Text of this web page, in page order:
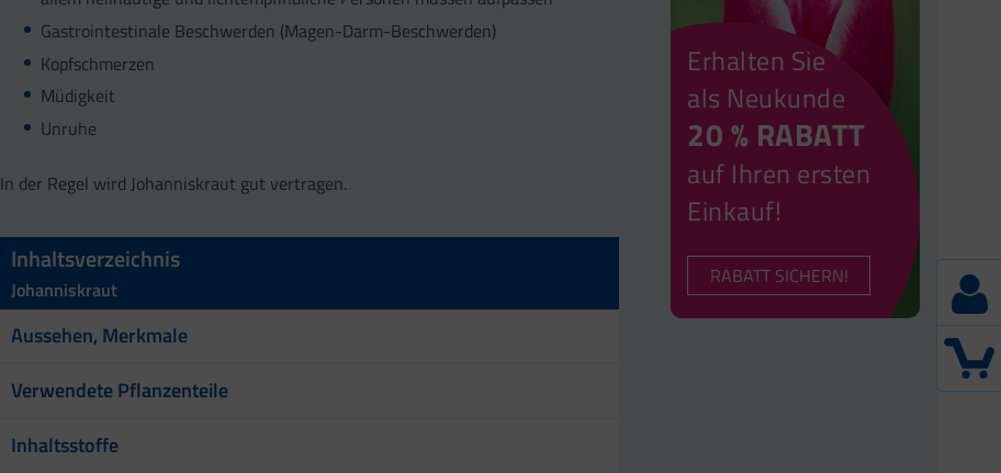
Gastrointestinale Beschwerden (Magen-Darm-Beschwerden)
Kopfschmerzen
Müdigkeit
Unruhe
In der Regel wird Johanniskraut gut vertragen.
Inhaltsverzeichnis
Johanniskraut
Aussehen, Merkmale
Verwendete Pflanzenteile
Inhaltsstoffe
Erhalten Sie
als Neukunde
20 % RABATT
auf Ihren ersten
Einkauf!
RABATT SICHERN!